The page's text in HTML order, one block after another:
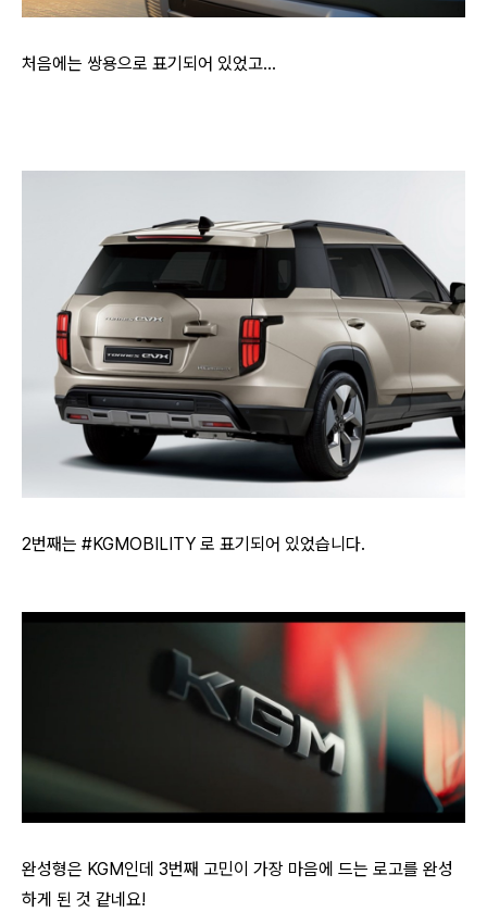
처음에는 쌍용으로 표기되어 있었고...
2번째는 #KGMOBILITY 로 표기되어 있었습니다.
완성형은 KGM인데 3번째 고민이 가장 마음에 드는 로고를 완성
하게 된 것 같네요!